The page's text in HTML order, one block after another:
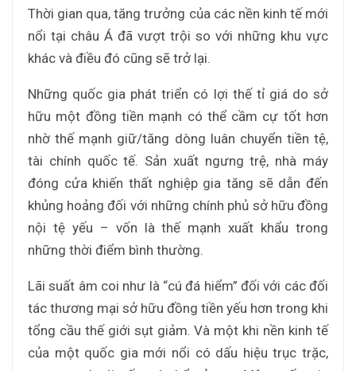
Thời gian qua, tăng trưởng của các nền kinh tế mới
nổi tại châu Á đã vượt trội so với những khu vực
khác và điều đó cũng sẽ trở lại.
Những quốc gia phát triển có lợi thế tỉ giá do sở
hữu một đồng tiền mạnh có thể cầm cự tốt hơn
nhờ thế mạnh giữ/tăng dòng luân chuyển tiền tệ,
tài chính quốc tế. Sản xuất ngưng trệ, nhà máy
đóng cửa khiến thất nghiệp gia tăng sẽ dẫn đến
khủng hoảng đối với những chính phủ sở hữu đồng
nội tệ yếu – vốn là thế mạnh xuất khẩu trong
những thời điểm bình thường.
Lãi suất âm coi như là “cú đá hiểm” đối với các đối
tác thương mại sở hữu đồng tiền yếu hơn trong khi
tổng cầu thế giới sụt giảm. Và một khi nền kinh tế
của một quốc gia mới nổi có dấu hiệu trục trặc,